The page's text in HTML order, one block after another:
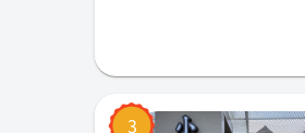
蘭嶼
3